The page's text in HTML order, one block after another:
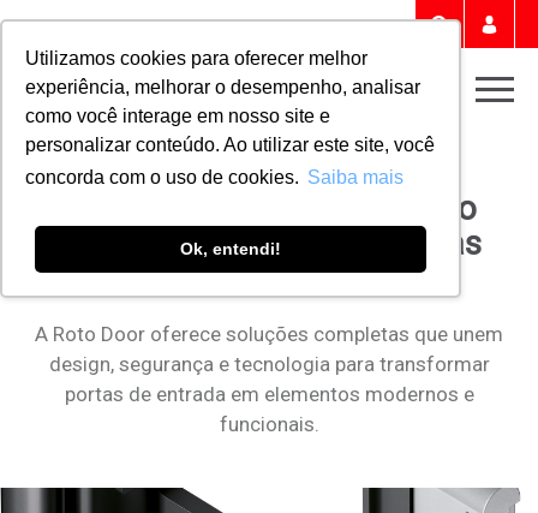
Utilizamos cookies para oferecer melhor
experiência, melhorar o desempenho, analisar
como você interage em nosso site e
personalizar conteúdo. Ao utilizar este site, você
concorda com o uso de cookies. Saiba mais
Ok, entendi!
BuscarPortal
Know-how completo da Roto
Door para sistemas de portas
modernas
A Roto Door oferece soluções completas que unem
design, segurança e tecnologia para transformar
portas de entrada em elementos modernos e
funcionais.